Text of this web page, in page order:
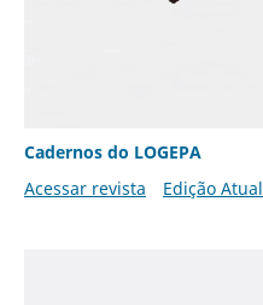
Cadernos do LOGEPA
Acessar revista
Edição Atual